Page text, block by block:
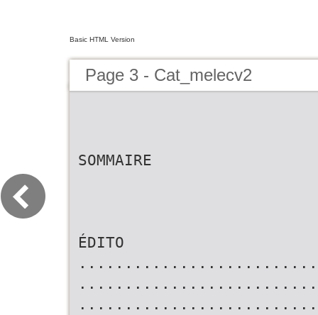
Basic HTML Version
Page 3 - Cat_melecv2
SOMMAIRE
ÉDITO